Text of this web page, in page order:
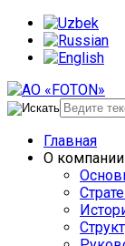
Главная
О компании